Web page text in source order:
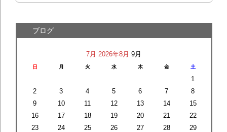
ブログ
7月 2026年8月 9月
日 月 火 水 木 金 土
1
2
3 4 5 6 7
8
9
10 11 12 13 14
15
16
17 18 19 20 21
22
23
24 25 26 27 28
29